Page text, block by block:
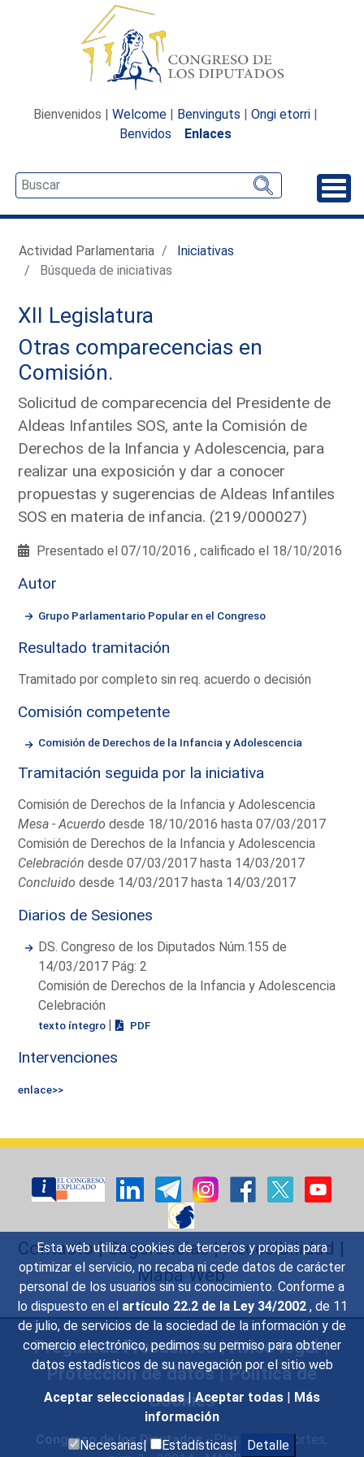
Esta web utiliza cookies de terceros y propias para
optimizar el servicio, no recaba ni cede datos de carácter
personal de los usuarios sin su conocimiento. Conforme a
lo dispuesto en el artículo 22.2 de la Ley 34/2002 , de 11
de julio, de servicios de la sociedad de la información y de
comercio electrónico, pedimos su permiso para obtener
datos estadísticos de su navegación por el sitio web
Aceptar seleccionadas | Aceptar todas | Más
información
Necesarias|
Estadísticas| Detalle
Bienvenidos | Welcome | Benvinguts | Ongi etorri |
Benvidos
Enlaces
Actividad Parlamentaria
Iniciativas
Búsqueda de iniciativas
XII Legislatura
Otras comparecencias en
Comisión.
Solicitud de comparecencia del Presidente de
Aldeas Infantiles SOS, ante la Comisión de
Derechos de la Infancia y Adolescencia, para
realizar una exposición y dar a conocer
propuestas y sugerencias de Aldeas Infantiles
SOS en materia de infancia. (219/000027)
Presentado el 07/10/2016 , calificado el 18/10/2016
Autor
Grupo Parlamentario Popular en el Congreso
Resultado tramitación
Tramitado por completo sin req. acuerdo o decisión
Comisión competente
Comisión de Derechos de la Infancia y Adolescencia
Tramitación seguida por la iniciativa
Comisión de Derechos de la Infancia y Adolescencia
Mesa - Acuerdo desde 18/10/2016 hasta 07/03/2017
Comisión de Derechos de la Infancia y Adolescencia
Celebración desde 07/03/2017 hasta 14/03/2017
Concluido desde 14/03/2017 hasta 14/03/2017
Diarios de Sesiones
DS. Congreso de los Diputados Núm.155 de
14/03/2017 Pág: 2
Comisión de Derechos de la Infancia y Adolescencia
Celebración
texto íntegro | PDF
Intervenciones
enlace>>
Contacto|Sugerencias|Accesibilidad |
Mapa Web
Preguntas Frecuentes|Aviso legal|
Protección de datos|Política de
Cookies
Congreso de los Diputados- Plaza de las Cortes,